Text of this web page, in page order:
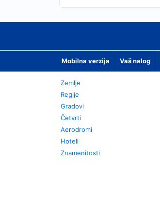
Mobilna verzija Vaš nalog
Zemlje
Regije
Gradovi
Četvrti
Aerodromi
Hoteli
Znamenitosti